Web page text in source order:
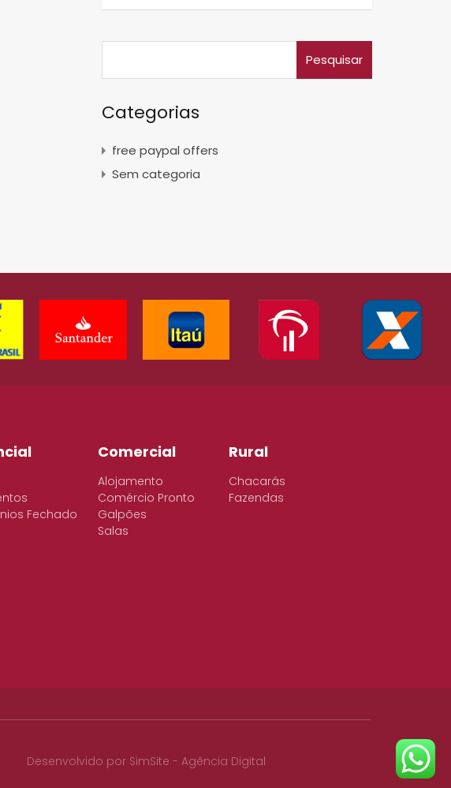
Categorias
free paypal offers
Sem categoria
Fechado
Comercial
Alojamento
Comércio Pronto
Galpões
Salas
Rural
Chacarás
Fazendas
Desenvolvido por SimSite - Agência Digital